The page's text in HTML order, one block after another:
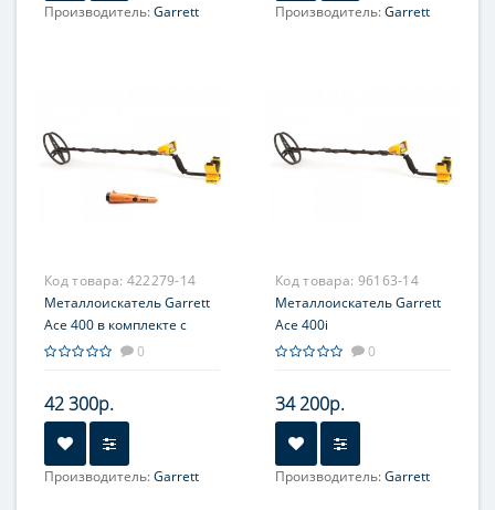
Производитель:Garrett Производитель:Garrett
Код товара: 422279-14
Металлоискатель Garrett
Ace 400 в комплекте с
пинпойнтером Pro-Pointer
0
42 300р.
Производитель:Garrett
Код товара: 96163-14
Металлоискатель Garrett
Ace 400i
0
34 200р.
Производитель:Garrett